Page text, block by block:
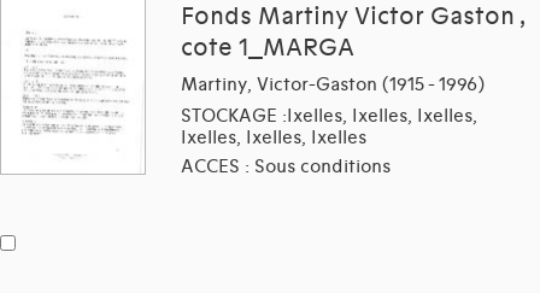
Fonds Martiny Victor Gaston ,
cote 1_MARGA
Martiny, Victor-Gaston (1915 - 1996)
STOCKAGE :Ixelles, Ixelles, Ixelles,
Ixelles, Ixelles, Ixelles
ACCES : Sous conditions